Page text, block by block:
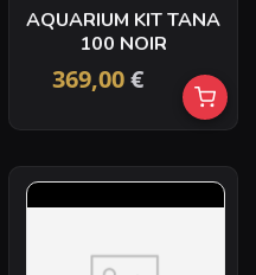
AQUARIUM KIT TANA
100 NOIR
369,00€